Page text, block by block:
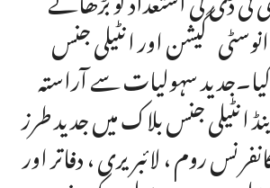
انوسٹی گیشن اور انٹیلی جنس
سہولیات سے آراستہ
انٹیلی جنس بلاک میں جدید طرز
روم ، لائبریری ، دفاتر اور